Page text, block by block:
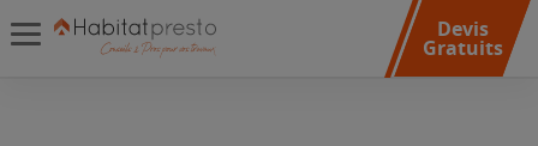
Devis
Gratuits